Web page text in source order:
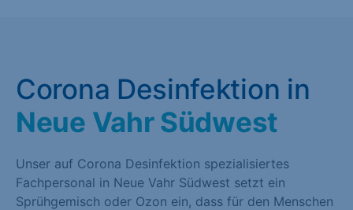
Corona Desinfektion in
Neue Vahr Südwest
Unser auf Corona Desinfektion spezialisiertes
Fachpersonal in Neue Vahr Südwest setzt ein
Sprühgemisch oder Ozon ein, dass für den Menschen